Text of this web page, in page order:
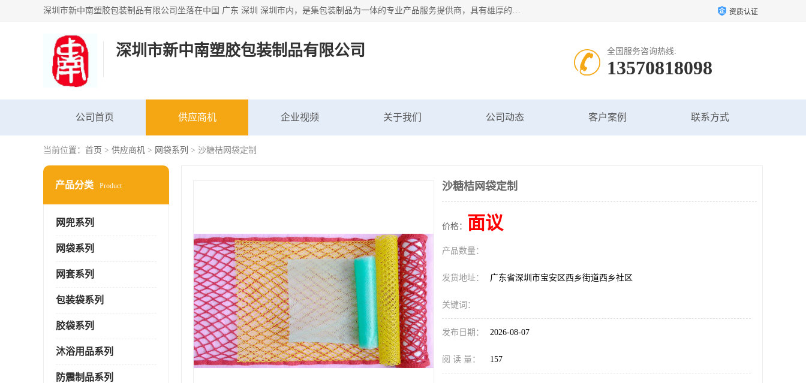
深圳市新中南塑胶包装制品有限公司坐落在中国 广东 深圳 深圳市内，是集包装制品为一体的专业产品服务提供商，具有雄厚的科研实力、技术实力和经济实力。主营网袋、网兜、网眼袋、网格袋、鱼丝网、尼龙网袋、网扣、网套等产品,大量批发,价格实惠。欢迎广大新老客户来电咨询价格、加盟、招商等服务。 资质认证
深圳市新中南塑胶包装制品有限公司 全国服务咨询热线:
13570818098
公司首页 供应商机 企业视频 关于我们 公司动态 客户案例 联系方式
当前位置： 首页 > 供应商机 > 网袋系列 > 沙糖桔网袋定制
产品分类 Product
网兜系列
网袋系列
网套系列
包装袋系列
胶袋系列
沐浴用品系列
防震制品系列
沙糖桔网袋定制
价格： 面议
产品数量：
发货地址： 广东省深圳市宝安区西乡街道西乡社区
关键词：
发布日期： 2026-08-07
阅 读 量： 157